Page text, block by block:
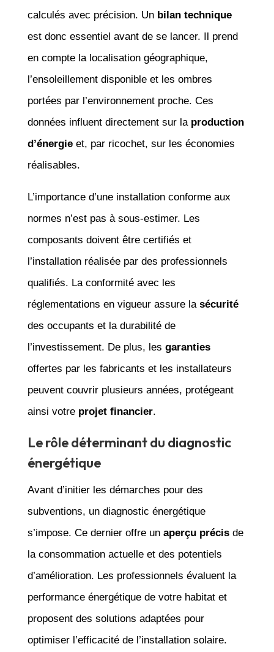
calculés avec précision. Un bilan technique
est donc essentiel avant de se lancer. Il prend
en compte la localisation géographique,
l’ensoleillement disponible et les ombres
portées par l’environnement proche. Ces
données influent directement sur la production
d’énergieet, par ricochet, sur les économies
réalisables.
L’importance d’une installation conforme aux
normes n’est pas à sous-estimer. Les
composants doivent être certifiés et
l’installation réalisée par des professionnels
qualifiés. La conformité avec les
réglementations en vigueur assure la sécurité
des occupants et la durabilité de
l’investissement. De plus, les garanties
offertes par les fabricants et les installateurs
peuvent couvrir plusieurs années, protégeant
ainsi votre projet financier.
Le rôle déterminant du diagnostic
énergétique
Avant d’initier les démarches pour des
subventions, un diagnostic énergétique
s’impose. Ce dernier offre un aperçu précisde
la consommation actuelle et des potentiels
d’amélioration. Les professionnels évaluent la
performance énergétique de votre habitat et
proposent des solutions adaptées pour
optimiser l’efficacité de l’installation solaire.